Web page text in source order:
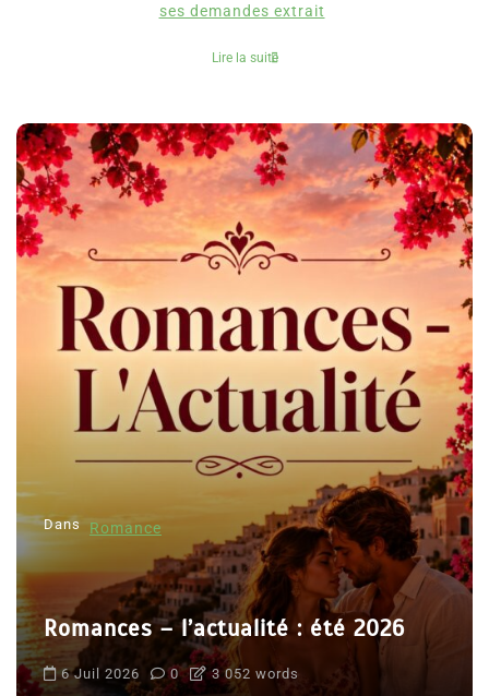
ses demandes extrait
Lire la suite
Dans Romance
Romances – l’actualité : été 2026
6 Juil 2026 0 3 052 words